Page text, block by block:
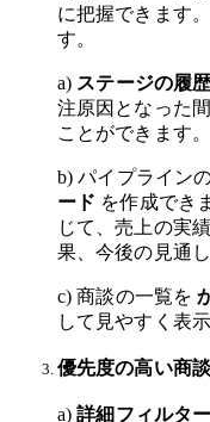
に把握できます
す。
a) ステージの履
注原因となった
ことができます。
b) パイプライン
ード を作成でき
じて、売上の実
果、今後の見通
c) 商談の一覧を
して見やすく表
優先度の高い商
a)詳細フィルター